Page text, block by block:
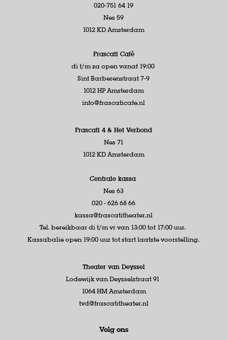
020-751 64 19
Nes 59
1012 KD Amsterdam
Frascati Café
di t/m za open vanaf 19:00
Sint Barberenstraat 7-9
1012 HP Amsterdam
info@frascaticafe.nl
Frascati 4 & Het Verbond
Nes 71
1012 KD Amsterdam
Centrale kassa
Nes 63
020 - 626 68 66
kassa@frascatitheater.nl
Tel. bereikbaar di t/m vr van 13:00 tot 17:00 uur.
Kassabalie open 19:00 uur tot start laatste voorstelling.
Theater van Deyssel
Lodewijk van Deysselstraat 91
1064 HM Amsterdam
tvd@frascatitheater.nl
Volg ons